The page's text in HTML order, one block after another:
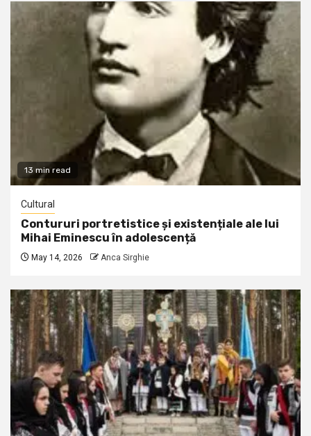
13 min read
Cultural
Contururi portretistice și existențiale ale lui
Mihai Eminescu în adolescență
May 14, 2026 Anca Sirghie